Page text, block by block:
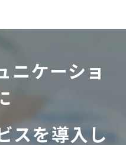
ニケーショ
スを導入し